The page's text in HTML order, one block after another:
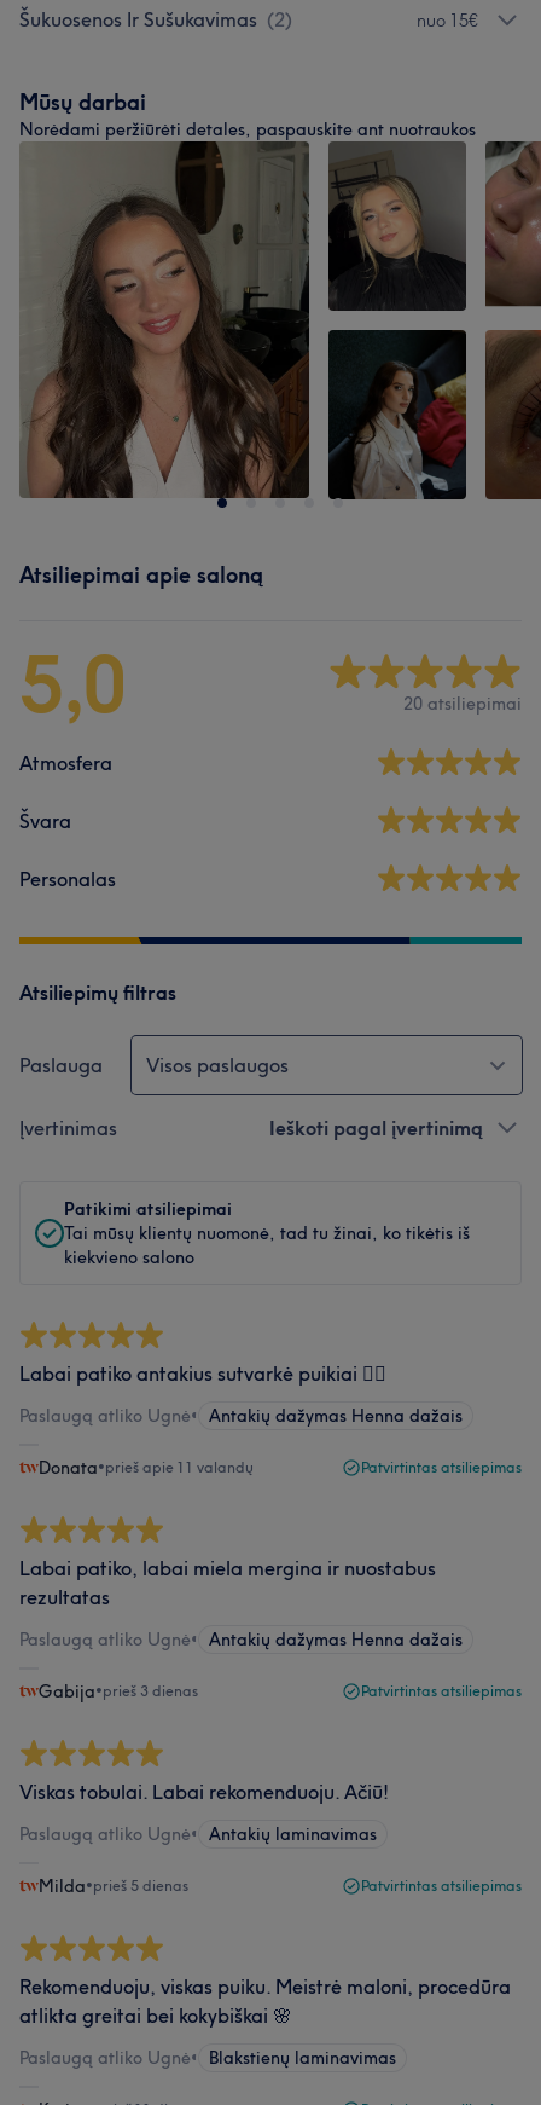
Šukuosenos Ir Sušukavimas (2) nuo 15€
Mūsų darbai
Norėdami peržiūrėti detales, paspauskite ant nuotraukos
Atsiliepimai apie saloną
5,0 20 atsiliepimai
Atmosfera
Švara
Personalas
Atsiliepimų filtras
Paslauga Visos paslaugos
Įvertinimas Ieškoti pagal įvertinimą
Patikimi atsiliepimai
Tai mūsų klientų nuomonė, tad tu žinai, ko tikėtis iš
kiekvieno salono
Labai patiko antakius sutvarkė puikiai 👍🏻
Paslaugą atliko Ugnė• Antakių dažymas Henna dažais
Donata•prieš apie 11 valandų Patvirtintas atsiliepimas
Labai patiko, labai miela mergina ir nuostabus
rezultatas
Paslaugą atliko Ugnė• Antakių dažymas Henna dažais
Gabija•prieš 3 dienas Patvirtintas atsiliepimas
Viskas tobulai. Labai rekomenduoju. Ačiū!
Paslaugą atliko Ugnė• Antakių laminavimas
Milda•prieš 5 dienas Patvirtintas atsiliepimas
Rekomenduoju, viskas puiku. Meistrė maloni, procedūra
atlikta greitai bei kokybiškai 🌸
Paslaugą atliko Ugnė• Blakstienų laminavimas